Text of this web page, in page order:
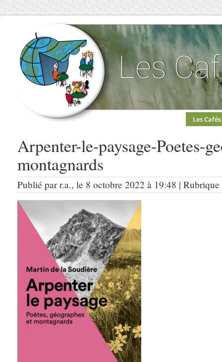
Les Cafés
Arpenter-le-paysage-Poetes-
montagnards
Publié par r.a., le 8 octobre 2022 à 19:48 |